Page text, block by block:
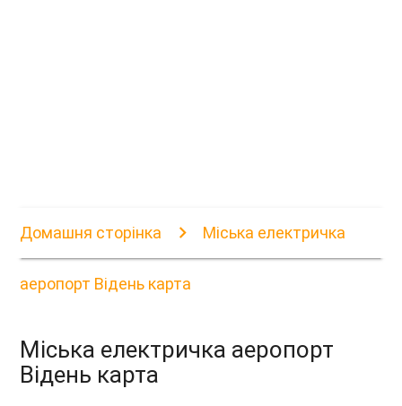
Домашня сторінка Міська електричка
аеропорт Відень карта
Міська електричка аеропорт
Відень карта